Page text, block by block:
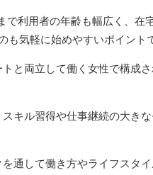
参考にしてみてください。
しい働き方や生き方を実現す
てしまい、「何から始めたら